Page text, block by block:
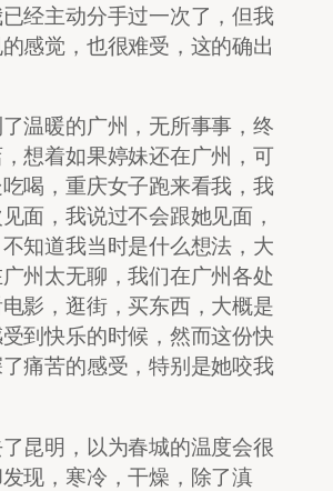
经主动分手过一次了，但我
感觉，也很难受，这的确出
温暖的广州，无所事事，终
想着如果婷妹还在广州，可
喝，重庆女子跑来看我，我
面，我说过不会跟她见面，
知道我当时是什么想法，大
州太无聊，我们在广州各处
影，逛街，买东西，大概是
到快乐的时候，然而这份快
痛苦的感受，特别是她咬我
昆明，以为春城的温度会很
现，寒冷，干燥，除了滇